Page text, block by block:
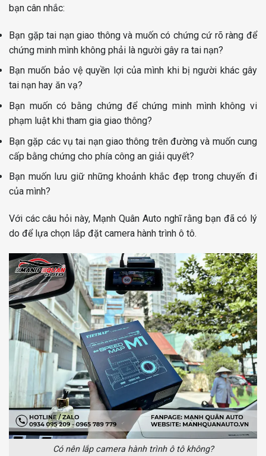
bạn cân nhắc:
Bạn gặp tai nạn giao thông và muốn có chứng cứ rõ ràng để
chứng minh mình không phải là người gây ra tai nạn?
Bạn muốn bảo vệ quyền lợi của mình khi bị người khác gây
tai nạn hay ăn vạ?
Bạn muốn có bằng chứng để chứng minh mình không vi
phạm luật khi tham gia giao thông?
Bạn gặp các vụ tai nạn giao thông trên đường và muốn cung
cấp bằng chứng cho phía công an giải quyết?
Bạn muốn lưu giữ những khoảnh khắc đẹp trong chuyến đi
của mình?
Với các câu hỏi này, Mạnh Quân Auto nghĩ rằng bạn đã có lý
do để lựa chọn lắp đặt camera hành trình ô tô.
Có nên lắp camera hành trình ô tô không?